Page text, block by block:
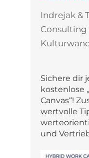
Indrejak &
Consulting
Sichere dir
kostenlose
Canvas“!
wertvolle
und